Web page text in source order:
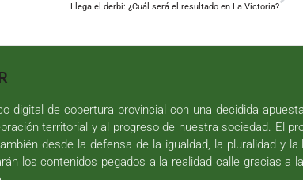
Llega el derbi: ¿Cuál será el resultado en La Victoria?
digital de cobertura provincial con una decidida
territorial y al progreso de nuestra sociedad. El
desde la defensa de la igualdad, la pluralidad y
los contenidos pegados a la realidad calle gracias a